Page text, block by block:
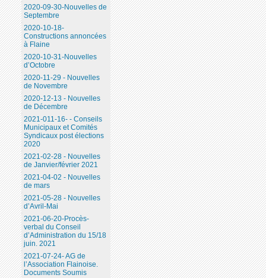
2020-09-30-Nouvelles de
Septembre
2020-10-18-
Constructions annoncées
à Flaine
2020-10-31-Nouvelles
d’Octobre
2020-11-29 - Nouvelles
de Novembre
2020-12-13 - Nouvelles
de Décembre
2021-011-16- - Conseils
Municipaux et Comités
Syndicaux post élections
2020
2021-02-28 - Nouvelles
de Janvier/février 2021
2021-04-02 - Nouvelles
de mars
2021-05-28 - Nouvelles
d’Avril-Mai
2021-06-20-Procès-
verbal du Conseil
d’Administration du 15/18
juin. 2021
2021-07-24- AG de
l’Association Flainoise.
Documents Soumis